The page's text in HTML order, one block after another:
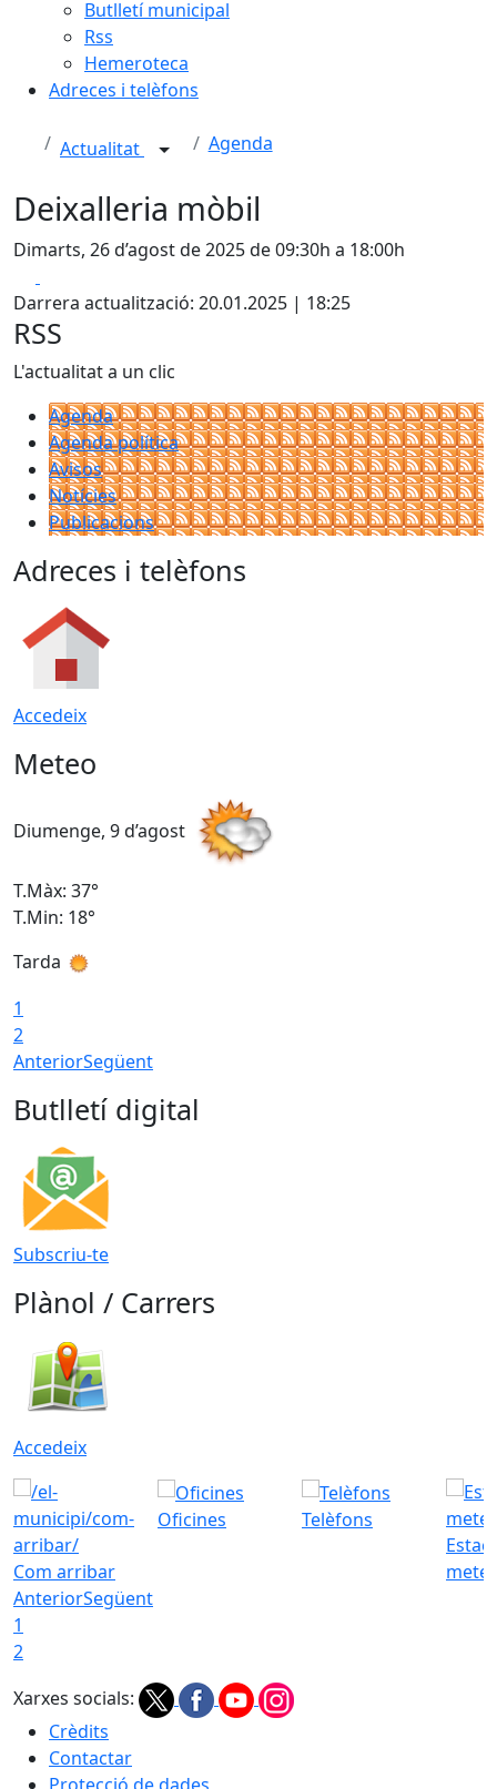
Butlletí municipal
Rss
Hemeroteca
Adreces i telèfons
Actualitat Agenda
Deixalleria mòbil
Dimarts, 26 d’agost de 2025 de 09:30h a 18:00h
Darrera actualització: 20.01.2025 | 18:25
RSS
L'actualitat a un clic
Agenda
Agenda política
Avisos
Notícies
Publicacions
Adreces i telèfons
Accedeix
Meteo
Diumenge, 9 d’agost
T.Màx: 37°
T.Min: 18°
Tarda
1
2
AnteriorSegüent
Butlletí digital
Subscriu-te
Plànol / Carrers
Accedeix
Com arribar
Oficines
Telèfons
AnteriorSegüent
1
2
Xarxes socials:
Crèdits
Contactar